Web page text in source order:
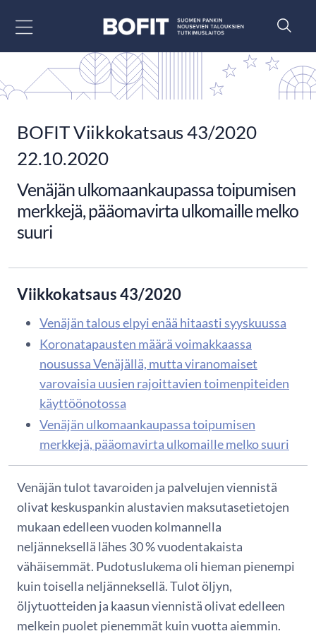
BOFIT Viikkokatsaus 43/2020
22.10.2020
Venäjän ulkomaankaupassa toipumisen
merkkejä, pääomavirta ulkomaille melko
suuri
Viikkokatsaus 43/2020
Venäjän talous elpyi enää hitaasti syyskuussa
Koronatapausten määrä voimakkaassa
nousussa Venäjällä, mutta viranomaiset
varovaisia uusien rajoittavien toimenpiteiden
käyttöönotossa
Venäjän ulkomaankaupassa toipumisen
merkkejä, pääomavirta ulkomaille melko suuri
Venäjän tulot tavaroiden ja palvelujen viennistä
olivat keskuspankin alustavien maksutasetietojen
mukaan edelleen vuoden kolmannella
neljänneksellä lähes 30 % vuodentakaista
vähäisemmät. Pudotuslukema oli hieman pienempi
kuin toisella neljänneksellä. Tulot öljyn,
öljytuotteiden ja kaasun viennistä olivat edelleen
melkein puolet pienemmät kuin vuotta aiemmin.